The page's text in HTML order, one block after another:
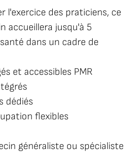
l'exercice des praticiens, ce
accueillera jusqu'à 5
dans un cadre de
et accessibles PMR
dédiés
flexibles
généraliste ou spécialiste